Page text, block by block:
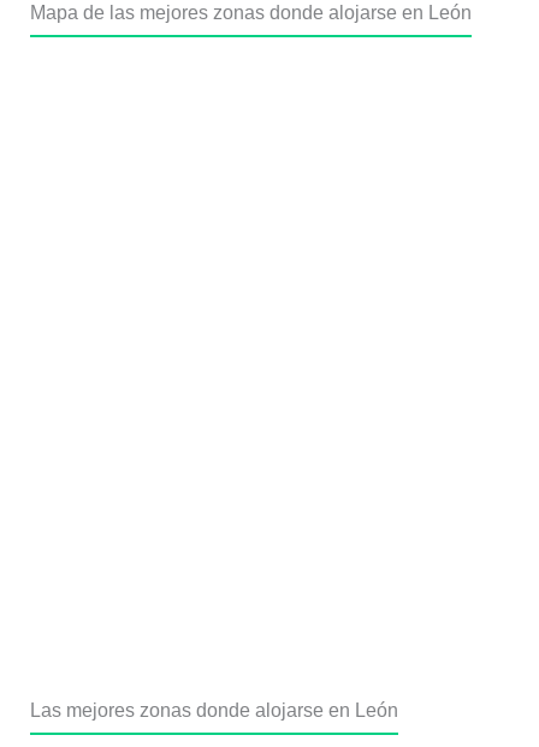
Mapa de las mejores zonas donde alojarse en León
Las mejores zonas donde alojarse en León